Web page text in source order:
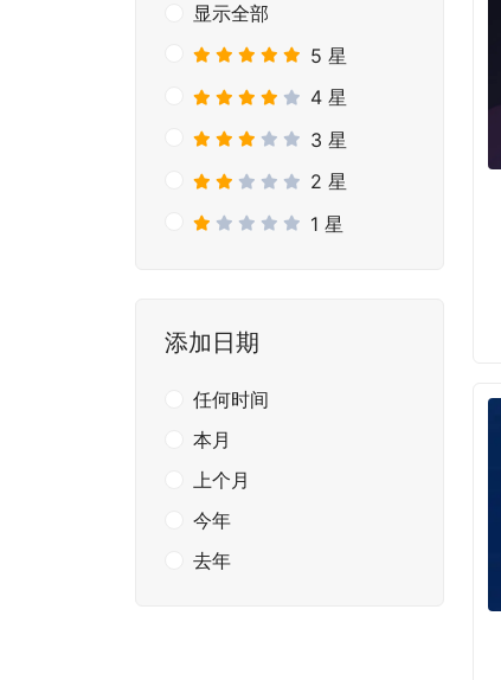
显示全部
5 星
4 星
3 星
2 星
1 星
添加日期
任何时间
本月
上个月
今年
去年